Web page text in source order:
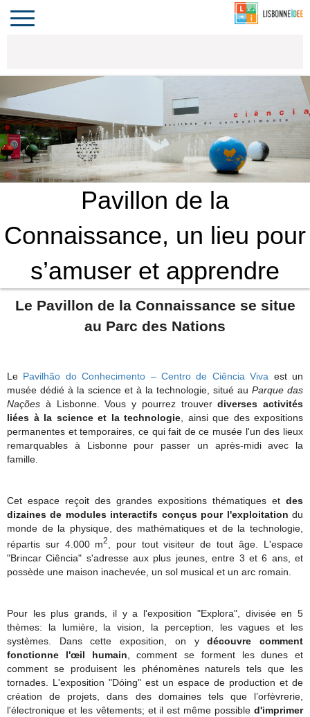
LE PORTUGAL
Toggle
navigation
Pavillon de la
Connaissance, un lieu pour
s’amuser et apprendre
Le Pavillon de la Connaissance se situe
au Parc des Nations
Le Pavilhão do Conhecimento – Centro de Ciência Viva est un
musée dédié à la science et à la technologie, situé au Parque das
Nações à Lisbonne. Vous y pourrez trouverdiverses activités
liées à la science et la technologie , ainsi que des expositions
permanentes et temporaires, ce qui fait de ce musée l'un des lieux
remarquables à Lisbonne pour passer un après-midi avec la
famille.
Cet espace reçoit des grandes expositions thématiques et des
dizaines de modules interactifs conçus pour l'exploitation du
monde de la physique, des mathématiques et de la technologie,
répartis sur 4.000 m2
, pour tout visiteur de tout âge. L'espace
"Brincar Ciência" s'adresse aux plus jeunes, entre 3 et 6 ans, et
possède une maison inachevée, un sol musical et un arc romain.
Pour les plus grands, il y a l'exposition "Explora", divisée en 5
thèmes: la lumière, la vision, la perception, les vagues et les
systèmes. Dans cette exposition, on ydécouvre comment
fonctionne l'œil humain , comment se forment les dunes et
comment se produisent les phénomènes naturels tels que les
tornades. L'exposition "Dóing" est un espace de production et de
création de projets, dans des domaines tels que l’orfèvrerie,
l'électronique et les vêtements; et il est même possible d'imprimer